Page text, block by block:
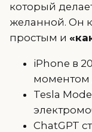
который
желанной. Он
простым и
iPhone в
моментом
Tesla
ChatGPT